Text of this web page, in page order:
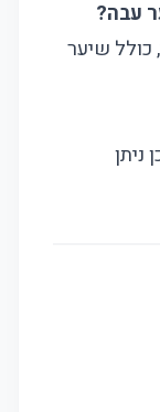
עבה?
כולל שיער
ניתן